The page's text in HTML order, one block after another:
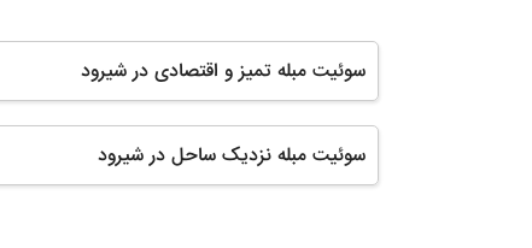
سوئیت مبله تمیز و اقتصادی در شیرود
سوئیت مبله نزدیک ساحل در شیرود